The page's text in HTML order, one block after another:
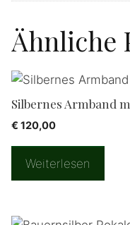
Ähnliche
Silbernes Armband
€ 120,00
Weiterlesen